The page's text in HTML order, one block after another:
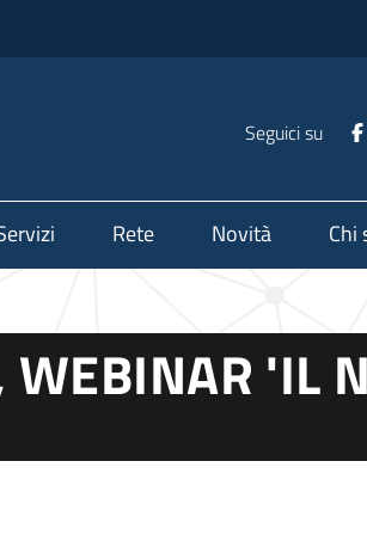
Seguici su
Rete Novità Chi
WEBINAR 'IL